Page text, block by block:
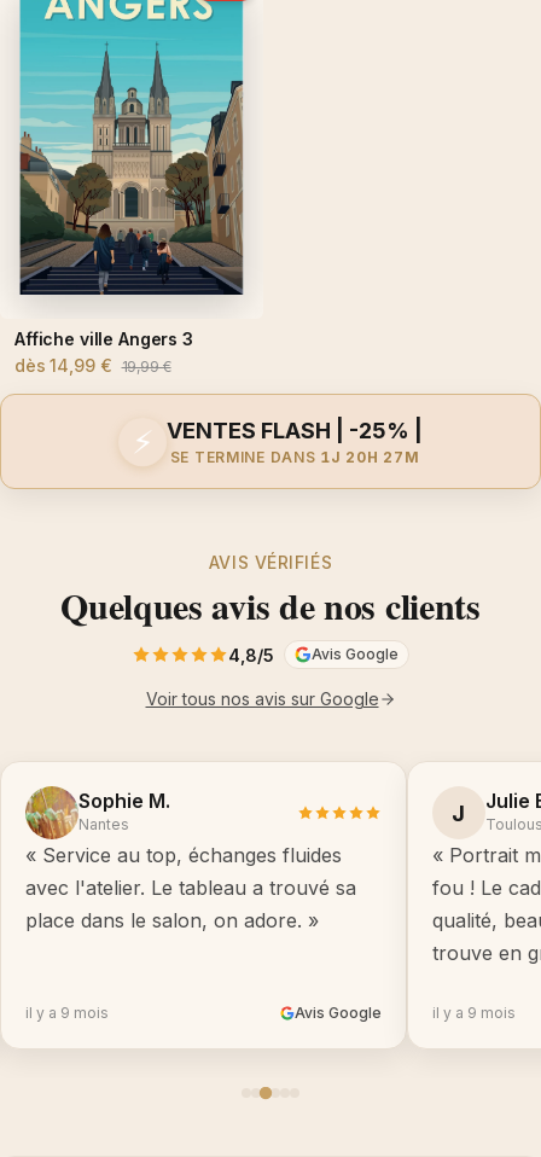
Affiche ville Angers 3
dès14,99 € 19,99 €
⚡ VENTES FLASH | -25% |
SE TERMINE DANS 1J 20H 27M
AVIS VÉRIFIÉS
Quelques avis de nos clients
4,8/5 Avis Google
Voir tous nos avis sur Google
Sophie M.
Nantes
« Service au top, échanges fluides
avec l'atelier. Le tableau a trouvé sa
place dans le salon, on adore. »
il y a 9 mois Avis Google
J Julie
« Portrait
fou ! Le
qualité,
trouve en
il y a 9 mois